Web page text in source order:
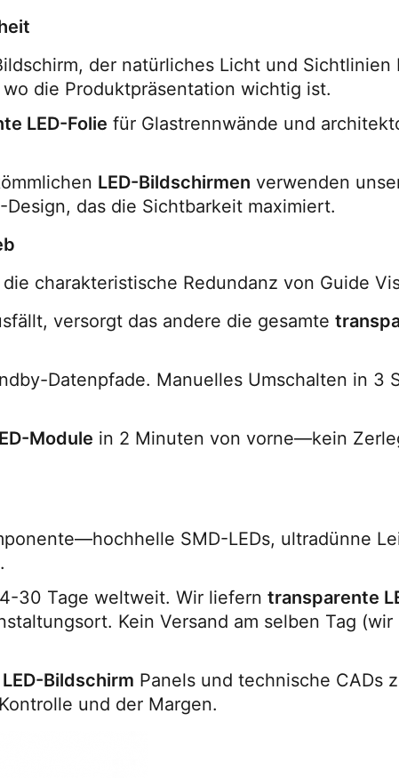
der natürliches Licht und Sichtlinien
wo die Produktpräsentation wichtig ist.
LED-Folie für Glastrennwände und
LED-Bildschirmen verwenden
das die Sichtbarkeit maximiert.
charakteristische Redundanz von Guide
versorgt das andere die gesamte
Datenpfade. Manuelles Umschalten in 3
Module in 2 Minuten von vorne—kein
SMD-LEDs, ultradünne
30 Tage weltweit. Wir liefern transparente
Kein Versand am selben Tag
Bildschirm Panels und technische CADs
und der Margen.